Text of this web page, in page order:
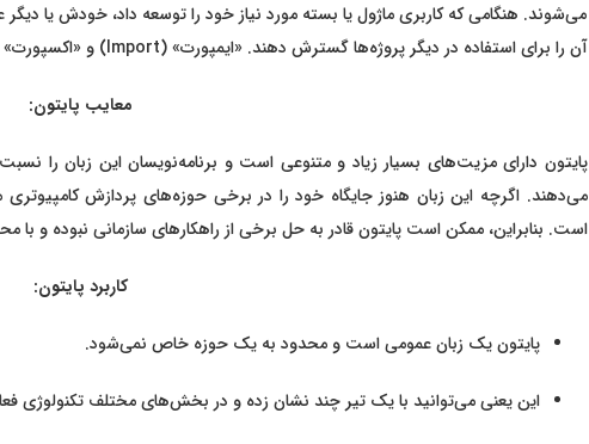
می‌شوند. هنگامی که کاربری ماژول یا بسته مورد نیاز خود را توسعه داد، خودش یا دیگر
آن را برای استفاده در دیگر پروژه‌ها گسترش دهند. «ایمپورت» (Import) و «اکسپورت» (Export) کردن این ماژول‌ها نیز کار آسانی است.
معایب پایتون:
پایتون دارای مزیت‌های بسیار زیاد و متنوعی است و برنامه‌نویسان این زبان را
است. بنابراین، ممکن است پایتون قادر به حل برخی از راهکارهای سازمانی نبوده و با
کاربرد پایتون:
پایتون یک زبان عمومی است و محدود به یک حوزه خاص نمی‌شود.
این یعنی می‌توانید با یک تیر چند نشان زده و در بخش‌های مختلف تکنولوژی